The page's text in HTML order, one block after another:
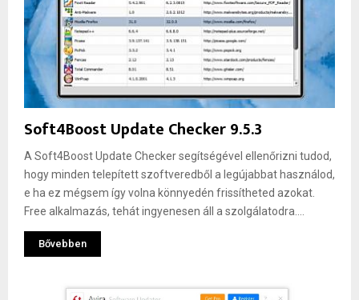
Soft4Boost Update Checker 9.5.3
A Soft4Boost Update Checker segítségével ellenőrizni tudod,
hogy minden telepített szoftveredből a legújabbat használod,
e ha ez mégsem így volna könnyedén frissítheted azokat.
Free alkalmazás, tehát ingyenesen áll a szolgálatodra....
Bővebben